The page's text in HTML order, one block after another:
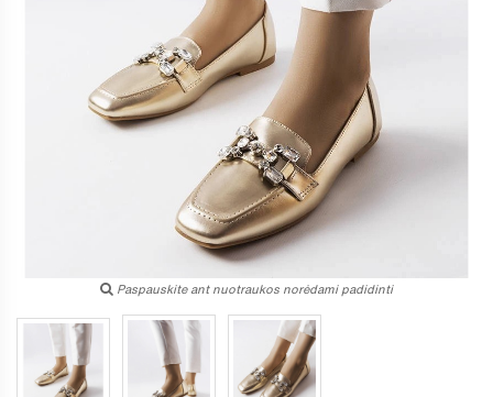
Paspauskite ant nuotraukos norėdami padidinti